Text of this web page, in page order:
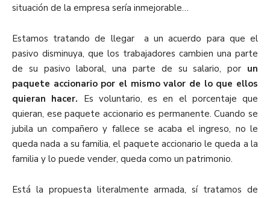
situación de la empresa sería inmejorable…
Estamos tratando de llegar a un acuerdo para que el
pasivo disminuya, que los trabajadores cambien una parte
de su pasivo laboral, una parte de su salario, por un
paquete accionario por el mismo valor de lo que ellos
quieran hacer. Es voluntario, es en el porcentaje que
quieran, ese paquete accionario es permanente. Cuando se
jubila un compañero y fallece se acaba el ingreso, no le
queda nada a su familia, el paquete accionario le queda a la
familia y lo puede vender, queda como un patrimonio.
Está la propuesta literalmente armada, sí tratamos de